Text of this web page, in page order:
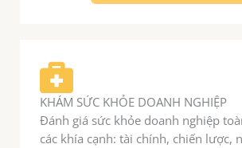
KHÁM SỨC KHỎE DOANH NGHIỆP
Đánh giá sức khỏe doanh nghiệp
các khía cạnh: tài chính, chiến lược,